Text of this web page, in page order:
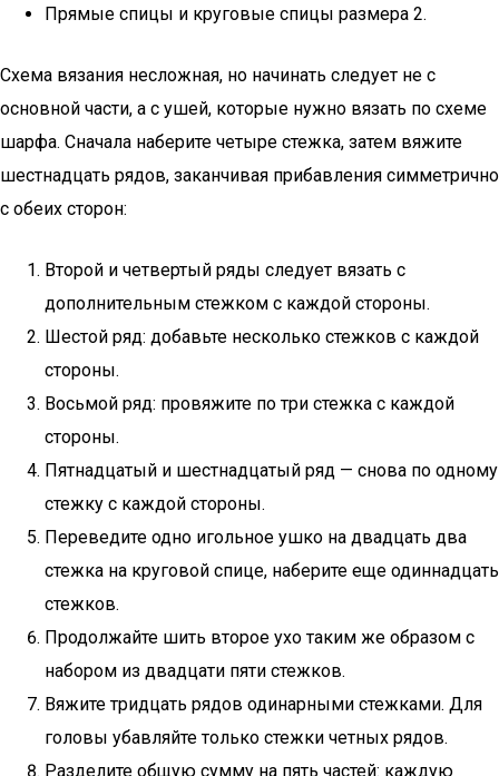
Прямые спицы и круговые спицы размера 2.
Схема вязания несложная, но начинать следует не с
основной части, а с ушей, которые нужно вязать по схеме
шарфа. Сначала наберите четыре стежка, затем вяжите
шестнадцать рядов, заканчивая прибавления симметрично
с обеих сторон:
Второй и четвертый ряды следует вязать с
дополнительным стежком с каждой стороны.
Шестой ряд: добавьте несколько стежков с каждой
стороны.
Восьмой ряд: провяжите по три стежка с каждой
стороны.
Пятнадцатый и шестнадцатый ряд — снова по одному
стежку с каждой стороны.
Переведите одно игольное ушко на двадцать два
стежка на круговой спице, наберите еще одиннадцать
стежков.
Продолжайте шить второе ухо таким же образом с
набором из двадцати пяти стежков.
Вяжите тридцать рядов одинарными стежками. Для
головы убавляйте только стежки четных рядов.
Разделите общую сумму на пять частей: каждую